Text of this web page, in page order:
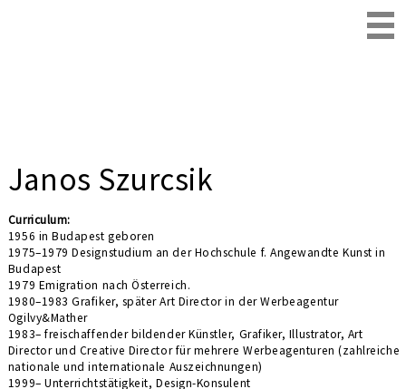
Janos Szurcsik
Curriculum:
1956 in Budapest geboren
1975–1979 Designstudium an der Hochschule f. Angewandte Kunst in
Budapest
1979 Emigration nach Österreich.
1980–1983 Grafiker, später Art Director in der Werbeagentur
Ogilvy&Mather
1983– freischaffender bildender Künstler, Grafiker, Illustrator, Art
Director und Creative Director für mehrere Werbeagenturen (zahlreiche
nationale und internationale Auszeichnungen)
1999– Unterrichtstätigkeit, Design-Konsulent